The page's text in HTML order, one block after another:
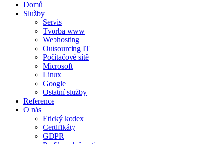
Domů
Služby
Servis
Tvorba www
Webhosting
Outsourcing IT
Počítačové sítě
Microsoft
Linux
Google
Ostatní služby
Reference
O nás
Etický kodex
Certifikáty
GDPR